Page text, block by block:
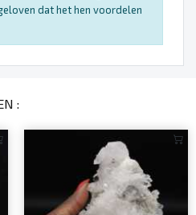
dat het hen voordelen
: